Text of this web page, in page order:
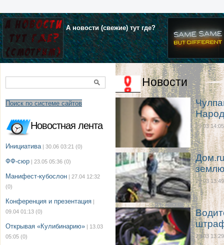
А новости (свежие) тут где?
Поиск по системе сайтов
Новостная лента
Инициатива | 30.06 03:21 (0)
ФФ-сюр | 23.05 05:36 (0)
Манифест-кубослон | 27.04 12:32
(0)
Конференция и презентация |
09.04 01:13 (0)
Открывая «Кулибинарию» | 13.03
05:05 (0)
Новости
29.03 14:05
землю
29.03 13:49
29.03 13:29